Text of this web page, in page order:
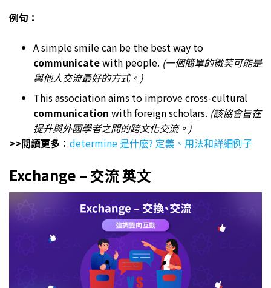
例句：
A simple smile can be the best way to
communicatewith people. (一個簡單的微笑可能是
與他人交流最好的方式。)
This association aims to improve cross-cultural
communication with foreign scholars. (該協會旨在
提升與外國學者之間的跨文化交流。)
>>閲讀更多： determine 是什麽? 定義、用法和詳細例子
Exchange – 交流 英文